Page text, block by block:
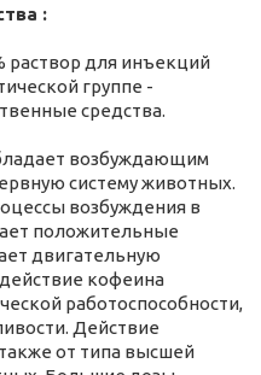
:
раствор для инъекций
группе -
средства.
возбуждающим
систему животных.
возбуждения в
положительные
двигательную
кофеина
работоспособности,
Действие
от типа высшей